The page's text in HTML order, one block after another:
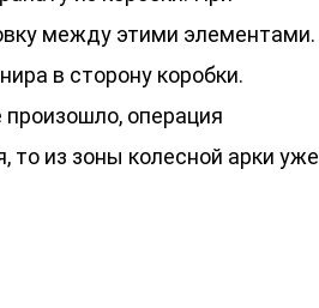
между этими элементами.
в сторону коробки.
произошло, операция
то из зоны колесной арки уже